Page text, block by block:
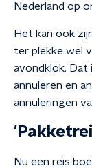
Nederland op
Het kan ook
ter plekke wel
avondklok.
annuleren en
annuleringen
Nu een reis